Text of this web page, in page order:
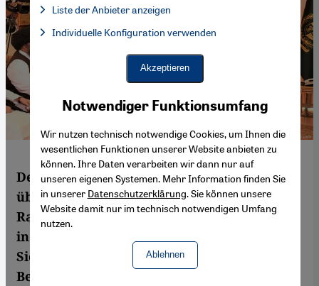
Der Sieg der Taliban kam für viele
überraschend. Das Schreckensregime der
Radikalen vor 2001 ist weltweit noch vielen
in Erinnerung. Teile des pakistanischen
Sicherheitsapparats unterhalten enge
Beziehungen zu den Taliban. Was
Notwendiger Funktionsumfang
Wir nutzen technisch notwendige Cookies, um Ihnen die
wesentlichen Funktionen unserer Website anbieten zu
können. Ihre Daten verarbeiten wir dann nur auf
unseren eigenen Systemen. Mehr Information finden Sie
in unserer Datenschutzerklärung. Sie können unsere
Website damit nur im technisch notwendigen Umfang
nutzen.
Ablehnen
Liste der Anbieter anzeigen
Facebook Embed / Facebook Connect, Google Maps Embed,
Facebook Embed / Facebook Connect
Google Maps Embed
Individuelle Konfiguration verwenden
Akzeptieren